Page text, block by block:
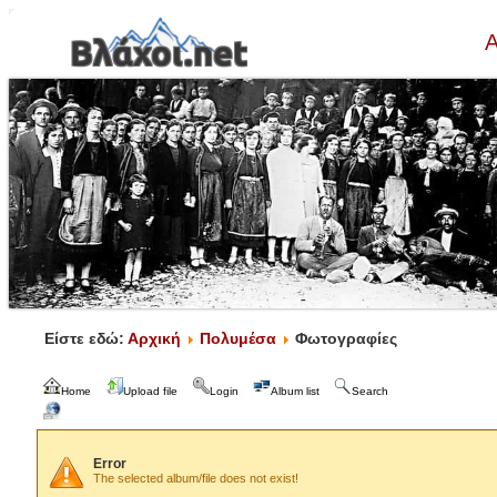
Είστε εδώ: Αρχική Πολυμέσα Φωτογραφίες
Home Upload file Login Album list Search
Error
The selected album/file does not exist!